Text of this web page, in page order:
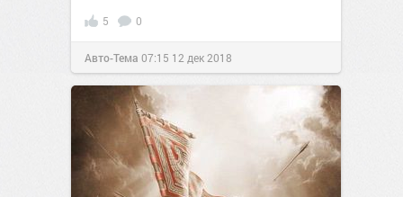
5 0
Авто-Тема 07:15 12 дек 2018